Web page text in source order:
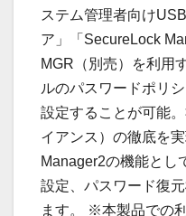
ステム管理者向け
ア」「SecureLock
MGR（別売）を利用
ルのパスワードポリ
設定することが可能
イアンス）の徹底を
Manager2の機能とし
設定、パスワード復
ます。 ※本製品での